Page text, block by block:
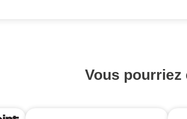
Vous pourriez